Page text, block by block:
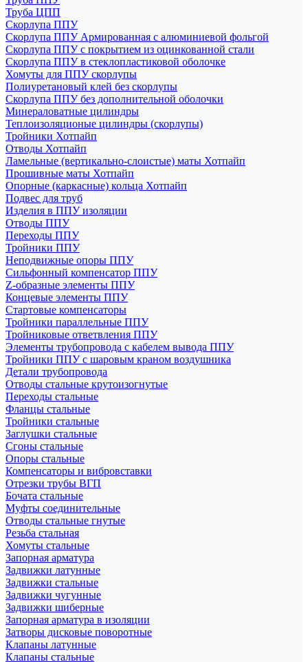
Труба ЦПП
Скорлупа ППУ
Скорлупа ППУ Армированная с алюминиевой фольгой
Скорлупа ППУ с покрытием из оцинкованной стали
Скорлупа ППУ в стеклопластиковой оболочке
Хомуты для ППУ скорлупы
Полиуретановый клей без скорлупы
Скорлупа ППУ без дополнительной оболочки
Минераловатные цилиндры
Теплоизоляционые цилиндры (скорлупы)
Тройники Хотпайп
Отводы Хотпайп
Ламельные (вертикально-слоистые) маты Хотпайп
Прошивные маты Хотпайп
Опорные (каркасные) кольца Хотпайп
Подвес для труб
Изделия в ППУ изоляции
Отводы ППУ
Переходы ППУ
Тройники ППУ
Неподвижные опоры ППУ
Cильфонный компенсатор ППУ
Z-образные элементы ППУ
Концевые элементы ППУ
Стартовые компенсаторы
Тройники параллельные ППУ
Тройниковые ответвления ППУ
Элементы трубопровода с кабелем вывода ППУ
Тройники ППУ с шаровым краном воздушника
Детали трубопровода
Отводы стальные крутоизогнутые
Переходы стальные
Фланцы стальные
Тройники стальные
Заглушки стальные
Сгоны стальные
Опоры стальные
Компенсаторы и вибровставки
Отрезки трубы ВГП
Бочата стальные
Муфты соединительные
Отводы стальные гнутые
Резьба стальная
Хомуты стальные
Запорная арматура
Задвижки латунные
Задвижки стальные
Задвижки чугунные
Задвижки шиберные
Запорная арматура в изоляции
Затворы дисковые поворотные
Клапаны латунные
Клапаны стальные